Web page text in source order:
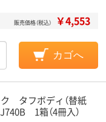
販売価格（税込） ￥4,553
カゴへ
タフボディ（替紙
1箱（4冊入）